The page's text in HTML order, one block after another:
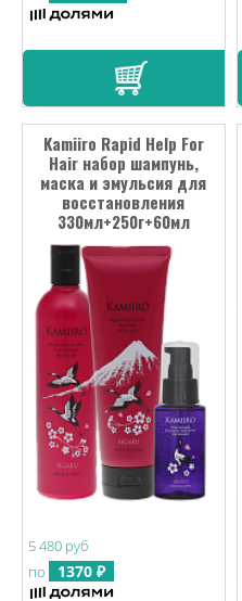
Kamiiro Rapid Help For
Hair набор шампунь,
маска и эмульсия для
восстановления
330мл+250г+60мл
5 480 руб
по
1370 ₽